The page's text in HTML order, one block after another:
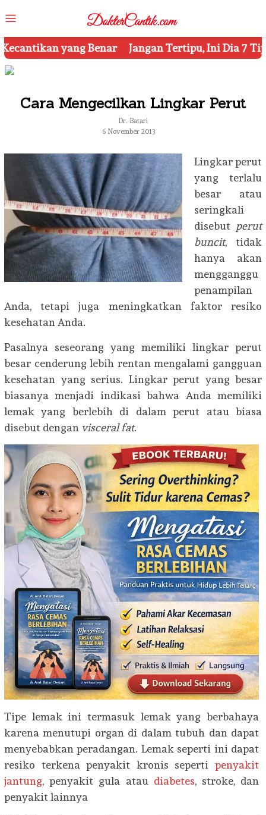
to
contentMenu
Tertipu, Ini Dia 7 Tips Mengetahui Kosmetik
Cara Mengecilkan Lingkar Perut
Dr. Batari
6 November 2013
Lingkar perut
yang terlalu
besar atau
seringkali
disebut perut
buncit, tidak
hanya akan
mengganggu
penampilan
Anda, tetapi juga meningkatkan faktor resiko
kesehatan Anda.
Pasalnya seseorang yang memiliki lingkar perut
besar cenderung lebih rentan mengalami gangguan
kesehatan yang serius. Lingkar perut yang besar
biasanya menjadi indikasi bahwa Anda memiliki
lemak yang berlebih di dalam perut atau biasa
disebut dengan visceral fat.
Tipe lemak ini termasuk lemak yang berbahaya
karena menutupi organ di dalam tubuh dan dapat
menyebabkan peradangan. Lemak seperti ini dapat
resiko terkena penyakit kronis seperti penyakit
jantung, penyakit gula atau diabetes, stroke, dan
penyakit lainnya